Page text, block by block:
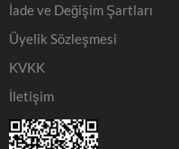
İade ve Değişim Şartları
Üyelik Sözleşmesi
KVKK
İletişim